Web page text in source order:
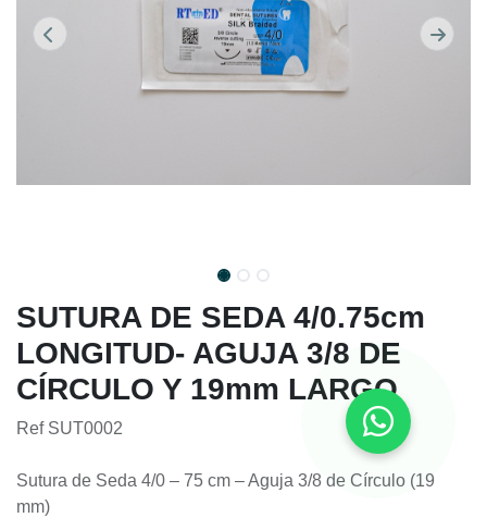
SUTURA DE SEDA 4/0.75cm
LONGITUD- AGUJA 3/8 DE
CÍRCULO Y 19mm LARGO
Ref SUT0002
Sutura de Seda 4/0 – 75 cm – Aguja 3/8 de Círculo (19
mm)